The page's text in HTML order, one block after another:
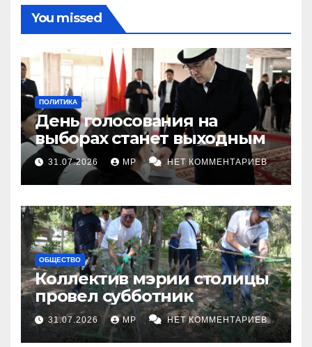
You missed
ПОЛИТИКА
День голосования на
выборах станет выходным
31.07.2026 MP НЕТ КОММЕНТАРИЕВ
ОБЩЕСТВО
Коллектив мэрии столицы
провел субботник
31.07.2026 MP НЕТ КОММЕНТАРИЕВ